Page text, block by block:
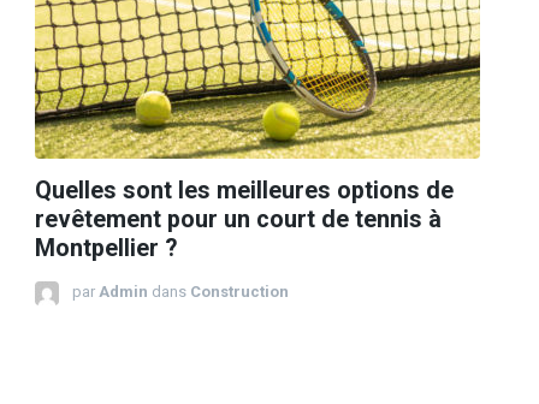
Quelles sont les meilleures options de
revêtement pour un court de tennis à
Montpellier ?
par Admin dans Construction